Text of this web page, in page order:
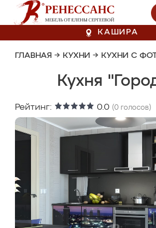
КАШИРА
ГЛАВНАЯ → КУХНИ → КУХНИ С
Кухня
Рейтинг: 0.0 (0 голосов)